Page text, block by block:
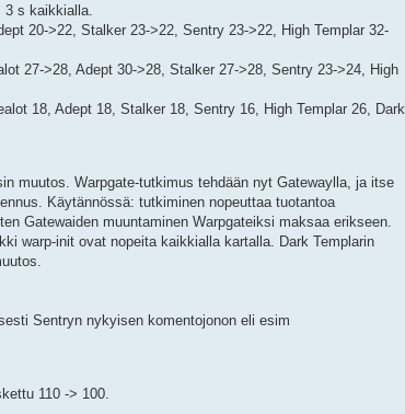
s kaikkialla.
20->22, Stalker 23->22, Sentry 23->22, High Templar 32-
27->28, Adept 30->28, Stalker 27->28, Sentry 23->24, High
18, Adept 18, Stalker 18, Sentry 16, High Templar 26, Dark
muutos. Warpgate-tutkimus tehdään nyt Gatewaylla, ja itse
Käytännössä: tutkiminen nopeuttaa tuotantoa
Gatewaiden muuntaminen Warpgateiksi maksaa erikseen.
warp-init ovat nopeita kaikkialla kartalla. Dark Templarin
Sentryn nykyisen komentojonon eli esim
110 -> 100.